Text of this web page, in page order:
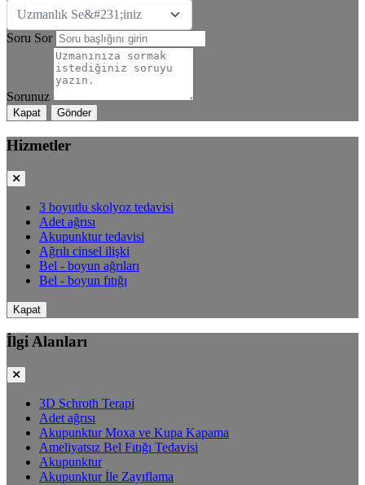
Uzmanlık Se&#231;iniz
Soru Sor
Sorunuz
Kapat Gönder
Hizmetler
3 boyutlu skolyoz tedavisi
Adet ağrısı
Akupunktur tedavisi
Ağrılı cinsel ilişki
Bel - boyun ağrıları
Bel - boyun fıtığı
Kapat
İlgi Alanları
3D Schroth Terapi
Adet ağrısı
Akupunktur Moxa ve Kupa Kapama
Ameliyatsız Bel Fıtığı Tedavisi
Akupunktur
Akupunktur İle Zayıflama